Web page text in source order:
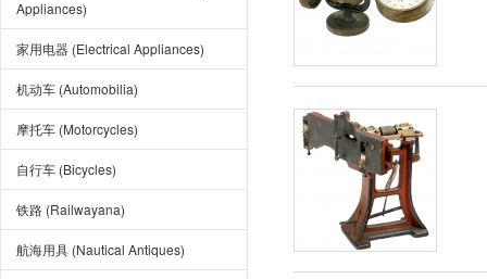
Appliances)
家用电器 (Electrical Appliances)
机动车 (Automobilia)
摩托车 (Motorcycles)
自行车 (Bicycles)
铁路 (Railwayana)
航海用具 (Nautical Antiques)